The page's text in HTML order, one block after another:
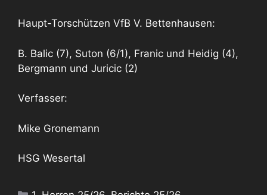
Haupt-Torschützen VfB V. Bettenhausen:
B. Balic (7), Suton (6/1), Franic und Heidig (4),
Bergmann und Juricic (2)
Verfasser:
Mike Gronemann
HSG Wesertal